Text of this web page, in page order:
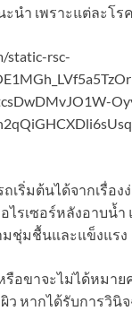
นำ เพราะแต่ละโ
เริ่มต้นได้จากเรื่
ไรเซอร์หลังอาบน้
มชุ่มชื้นและแข็งแรง
อขาจะไม่ได้หมาย
ว หากได้รับการวิ